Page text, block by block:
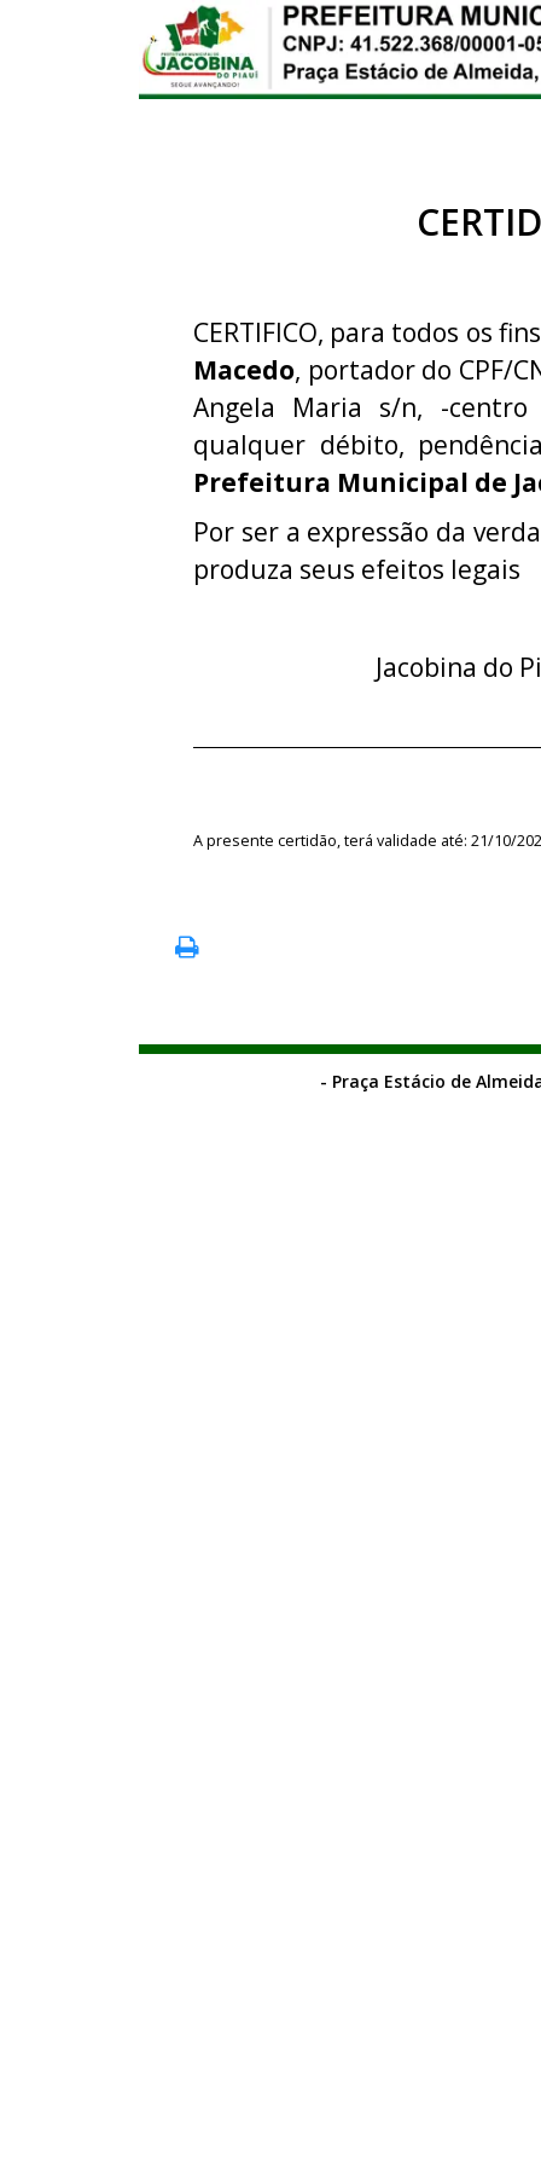
CERTIFICO, para todos os
Macedo, portador do CPF/
Angela Maria s/n, -
qualquer débito,
Prefeitura Municipal de
Por ser a expressão da
produza seus efeitos legais
Jacobina do
A presente certidão, terá validade até: 21/10/
- Praça Estácio de